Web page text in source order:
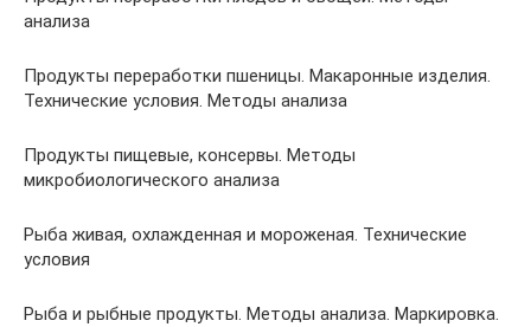
анализа
Продукты переработки пшеницы. Макаронные изделия.
Технические условия. Методы анализа
Продукты пищевые, консервы. Методы
микробиологического анализа
Рыба живая, охлажденная и мороженая. Технические
условия
Рыба и рыбные продукты. Методы анализа. Маркировка.